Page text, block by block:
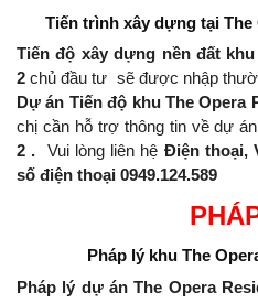
Tiến trình xây dựng tại The
Tiến độ xây dựng nền đất
2 chủ đầu tư sẽ được nhập
Dự án Tiến độ khu The Opera
chị cần hỗ trợ thông tin về dự
2 .
Vui lòng liên hệ Điện thoại,
số điện thoại 0949.124.589
Pháp lý khu The
Pháp lý dự án The Opera